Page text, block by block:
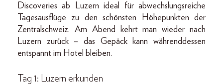
Discoveries ab Luzern ideal für abwechslungsreiche
Tagesausflüge zu den schönsten Höhepunkten der
Zentralschweiz. Am Abend kehrt man wieder nach
Luzern zurück – das Gepäck kann währenddessen
entspannt im Hotel bleiben.
Tag 1: Luzern erkunden